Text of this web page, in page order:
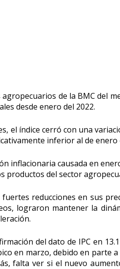
agropecuarios de la BMC del
desde enero del 2022.
el índice cerró con una
inferior al de enero
inflacionaria causada en
productos del sector
reducciones en sus
lograron mantener la
del dato de IPC en
en marzo, debido en parte
falta ver si el nuevo